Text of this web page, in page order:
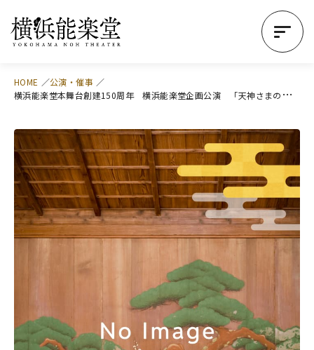
HOME 公演・催事
横
浜能楽堂本舞台創建150周年 横浜能楽堂企画公演 「天神さまの芸能」